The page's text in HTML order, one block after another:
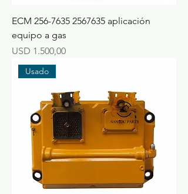
ECM 256-7635 2567635 aplicación
equipo a gas
Precio
USD 1.500,00
Usado